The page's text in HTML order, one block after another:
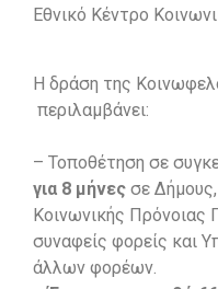
Εθνικό Κέντρο
Η δράση της
περιλαμβάνει:
– Τοποθέτηση σε
για 8 μήνες σε
Κοινωνικής
συναφείς φορείς και
άλλων φορέων.